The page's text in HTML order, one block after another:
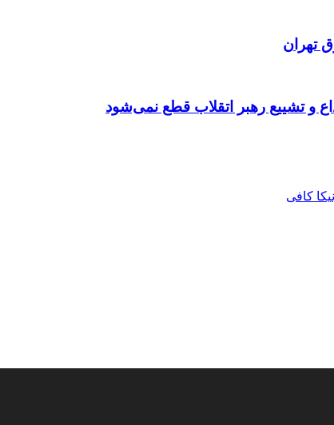
تهران
و تشییع رهبر اتقلاب قطع نمی‌شود
کافی